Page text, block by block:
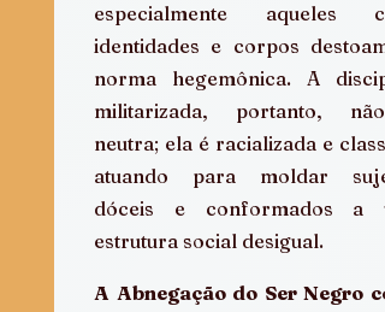
especialmente aqueles
identidades e corpos
norma hegemônica. A
militarizada, portanto,
neutra; ela é racializada e
atuando para moldar
dóceis e conformados a
estrutura social desigual.
A Abnegação do Ser Negro